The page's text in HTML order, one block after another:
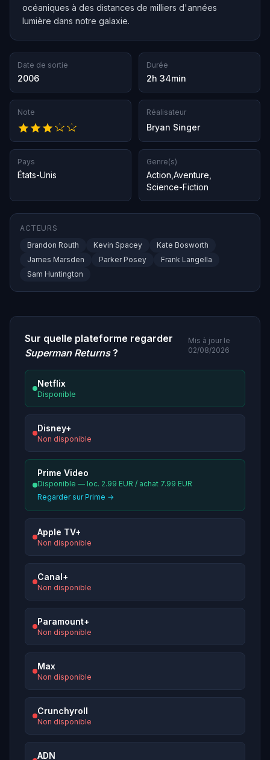
océaniques à des distances de milliers d'années
lumière dans notre galaxie.
Date de sortie
2006
Durée
2h 34min
Note Réalisateur
Bryan Singer
Pays
États-Unis
Genre(s)
Action Aventure
Science-Fiction
ACTEURS
Brandon Routh
Kevin Spacey
Kate Bosworth
James Marsden
Parker Posey
Frank Langella
Sam Huntington
Sur quelle plateforme regarder
Superman Returns?
Mis à jour le
02/08/2026
Netflix
Disponible
Disney+
Non disponible
Prime Video
Disponible — loc. 2.99 EUR / achat 7.99 EUR
Regarder sur Prime →
Apple TV+
Non disponible
Canal+
Non disponible
Paramount+
Non disponible
Max
Non disponible
Crunchyroll
Non disponible
ADN